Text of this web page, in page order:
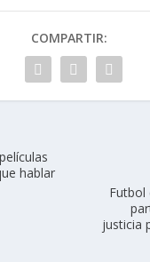
COMPARTIR:
hablar
Futbol
justicia